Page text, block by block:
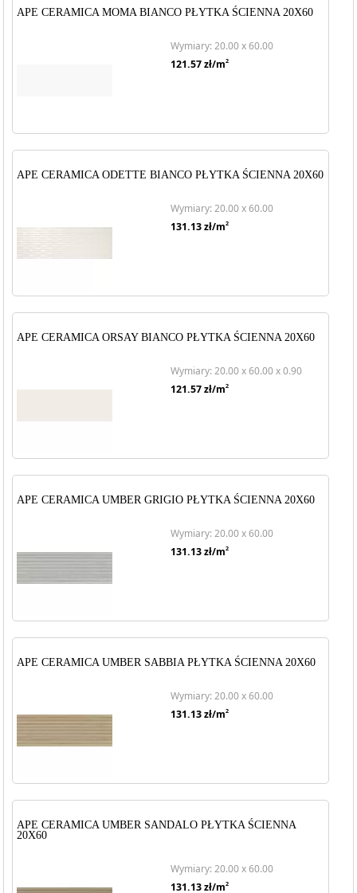
APE CERAMICA MOMA BIANCO PŁYTKA ŚCIENNA 20X60
Wymiary: 20.00 x 60.00
121.57zł/m2
APE CERAMICA ODETTE BIANCO PŁYTKA ŚCIENNA 20X60
Wymiary: 20.00 x 60.00
131.13zł/m2
APE CERAMICA ORSAY BIANCO PŁYTKA ŚCIENNA 20X60
Wymiary: 20.00 x 60.00 x 0.90
121.57zł/m2
APE CERAMICA UMBER GRIGIO PŁYTKA ŚCIENNA 20X60
Wymiary: 20.00 x 60.00
131.13zł/m2
APE CERAMICA UMBER SABBIA PŁYTKA ŚCIENNA 20X60
Wymiary: 20.00 x 60.00
131.13zł/m2
APE CERAMICA UMBER SANDALO PŁYTKA ŚCIENNA
20X60
Wymiary: 20.00 x 60.00
131.13zł/m2